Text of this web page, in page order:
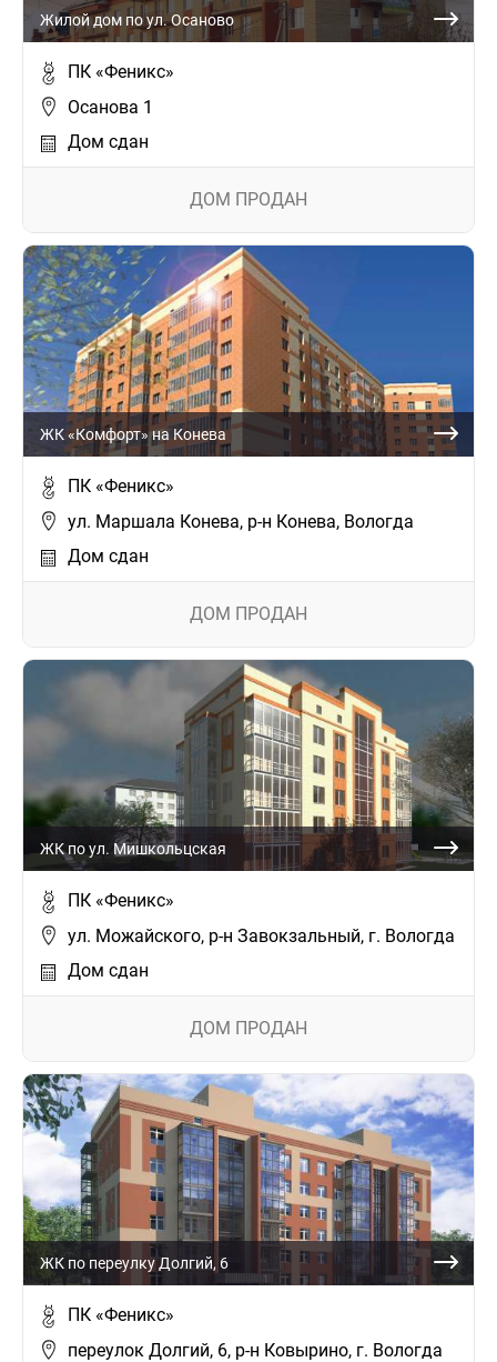
Жилой дом по ул. Осаново
ПК «Феникс»
Осанова 1
Дом сдан
ДОМ ПРОДАН
ЖК «Комфорт» на Конева
ПК «Феникс»
ул. Маршала Конева, р-н Конева, Вологда
Дом сдан
ДОМ ПРОДАН
ЖК по ул. Мишкольцская
ПК «Феникс»
ул. Можайского, р-н Завокзальный, г. Вологда
Дом сдан
ДОМ ПРОДАН
ЖК по переулку Долгий, 6
ПК «Феникс»
переулок Долгий, 6, р-н Ковырино, г. Вологда